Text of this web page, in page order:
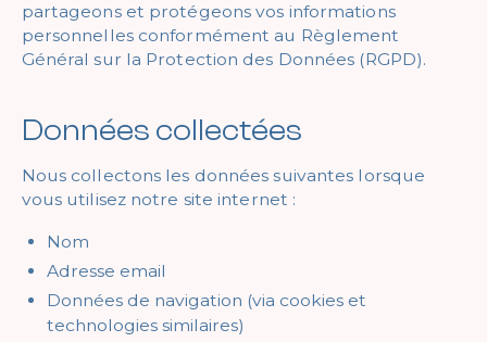
partageons et protégeons vos informations
personnelles conformément au Règlement
Général sur la Protection des Données (RGPD).
Données collectées
Nous collectons les données suivantes lorsque
vous utilisez notre site internet :
Nom
Adresse email
Données de navigation (via cookies et
technologies similaires)